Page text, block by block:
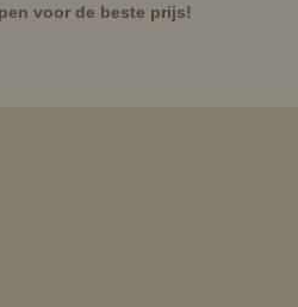
voor de beste prijs!